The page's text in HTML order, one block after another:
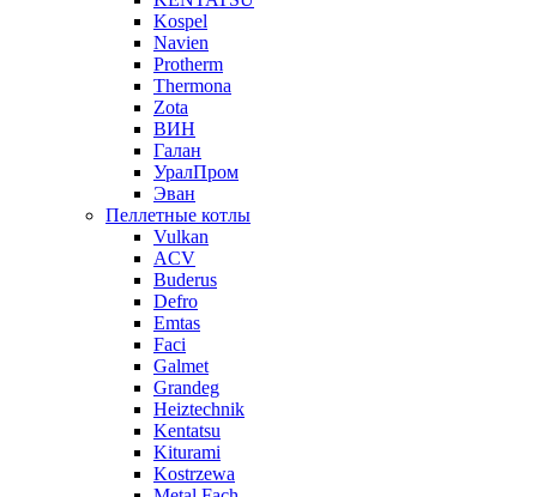
Kospel
Navien
Protherm
Thermona
Zota
ВИН
Галан
УралПром
Эван
Пеллетные котлы
Vulkan
ACV
Buderus
Defro
Emtas
Faci
Galmet
Grandeg
Heiztechnik
Kentatsu
Kiturami
Kostrzewa